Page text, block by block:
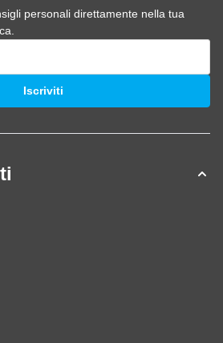
personali direttamente nella tua
Iscriviti